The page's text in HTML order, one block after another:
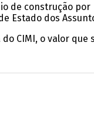
de construção
Estado dos
CIMI, o valor